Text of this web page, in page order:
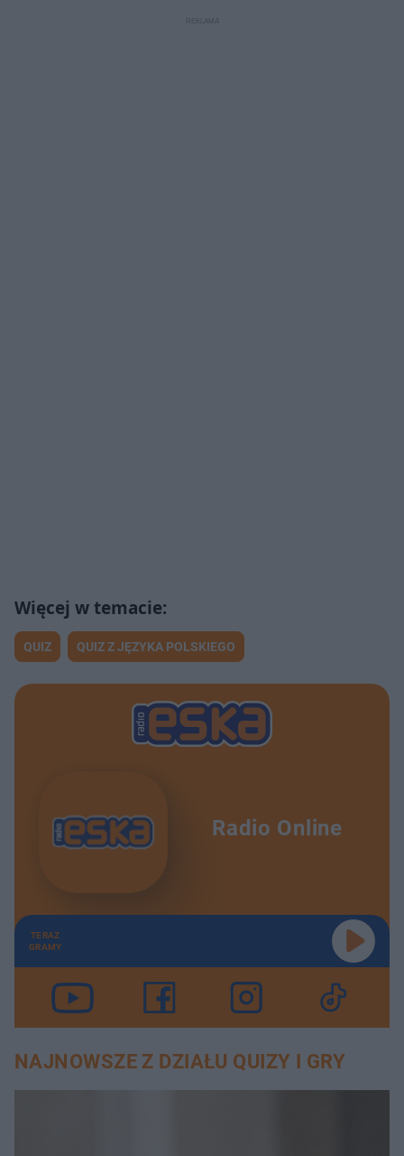
QUIZ QUIZ Z JĘZYKA POLSKIEGO
Radio Online
TERAZ
GRAMY
NAJNOWSZE Z DZIAŁU QUIZY I GRY